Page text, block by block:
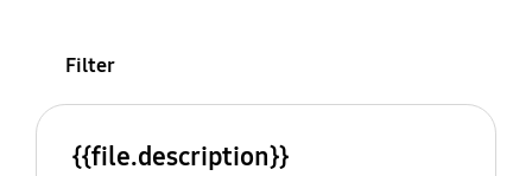
Filter
{{file.description}}